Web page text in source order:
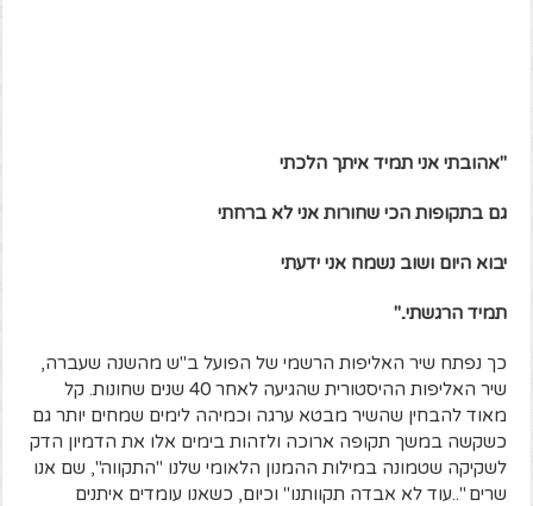
"אהובתי אני תמיד איתך הלכתי
גם בתקופות הכי שחורות אני לא ברחתי
יבוא היום ושוב נשמח אני ידעתי
תמיד הרגשתי.."
כך נפתח שיר האליפות הרשמי של הפועל ב"ש מהשנה שעברה,
שיר האליפות ההיסטורית שהגיעה לאחר 40 שנים שחונות. קל
מאוד להבחין שהשיר מבטא ערגה וכמיהה לימים שמחים יותר גם
כשקשה במשך תקופה ארוכה ולזהות בימים אלו את הדמיון הדק
לשקיקה שטמונה במילות ההמנון הלאומי שלנו "התקווה", שם אנו
שרים "..עוד לא אבדה תקוותנו" וכיום, כשאנו עומדים איתנים